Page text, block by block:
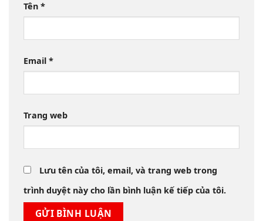
Tên *
Email *
Trang web
Lưu tên của tôi, email, và trang web trong
trình duyệt này cho lần bình luận kế tiếp của tôi.